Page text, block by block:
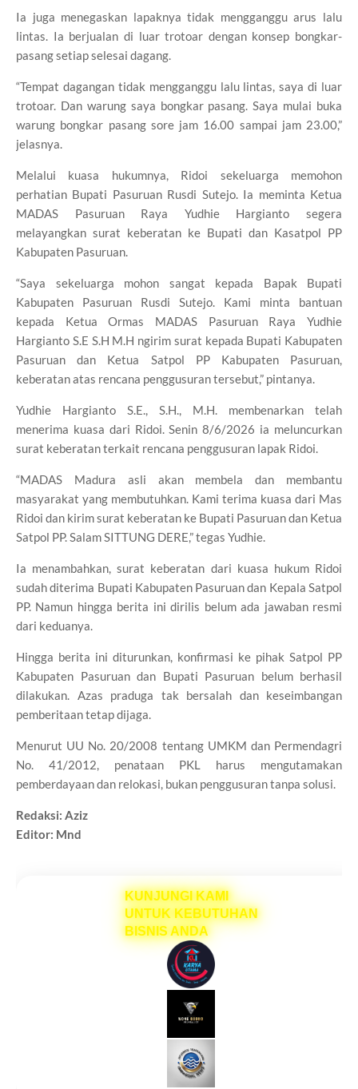
Ia juga menegaskan lapaknya tidak mengganggu arus lalu
lintas. Ia berjualan di luar trotoar dengan konsep bongkar-
pasang setiap selesai dagang.
“Tempat dagangan tidak mengganggu lalu lintas, saya di luar
trotoar. Dan warung saya bongkar pasang. Saya mulai buka
warung bongkar pasang sore jam 16.00 sampai jam 23.00,”
jelasnya.
Melalui kuasa hukumnya, Ridoi sekeluarga memohon
perhatian Bupati Pasuruan Rusdi Sutejo. Ia meminta Ketua
MADAS Pasuruan Raya Yudhie Hargianto segera
melayangkan surat keberatan ke Bupati dan Kasatpol PP
Kabupaten Pasuruan.
“Saya sekeluarga mohon sangat kepada Bapak Bupati
Kabupaten Pasuruan Rusdi Sutejo. Kami minta bantuan
kepada Ketua Ormas MADAS Pasuruan Raya Yudhie
Hargianto S.E S.H M.H ngirim surat kepada Bupati Kabupaten
Pasuruan dan Ketua Satpol PP Kabupaten Pasuruan,
keberatan atas rencana penggusuran tersebut,” pintanya.
Yudhie Hargianto S.E., S.H., M.H. membenarkan telah
menerima kuasa dari Ridoi. Senin 8/6/2026 ia meluncurkan
surat keberatan terkait rencana penggusuran lapak Ridoi.
“MADAS Madura asli akan membela dan membantu
masyarakat yang membutuhkan. Kami terima kuasa dari Mas
Ridoi dan kirim surat keberatan ke Bupati Pasuruan dan Ketua
Satpol PP. Salam SITTUNG DERE,” tegas Yudhie.
Ia menambahkan, surat keberatan dari kuasa hukum Ridoi
sudah diterima Bupati Kabupaten Pasuruan dan Kepala Satpol
PP. Namun hingga berita ini dirilis belum ada jawaban resmi
dari keduanya.
Hingga berita ini diturunkan, konfirmasi ke pihak Satpol PP
Kabupaten Pasuruan dan Bupati Pasuruan belum berhasil
dilakukan. Azas praduga tak bersalah dan keseimbangan
pemberitaan tetap dijaga.
Menurut UU No. 20/2008 tentang UMKM dan Permendagri
No. 41/2012, penataan PKL harus mengutamakan
pemberdayaan dan relokasi, bukan penggusuran tanpa solusi.
Redaksi: Aziz
Editor: Mnd
KUNJUNGI KAMI
UNTUK KEBUTUHAN
BISNIS ANDA